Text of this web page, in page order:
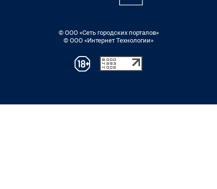
© ООО «Сеть городских порталов»
© ООО «Интернет Технологии»